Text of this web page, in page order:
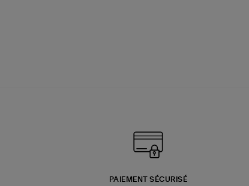
PAIEMENT SÉCURISÉ